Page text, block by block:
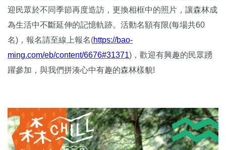
迎民眾於不同季節再度造訪，更換相框中的照片，讓森林成
為生活中不斷延伸的記憶軌跡。活動名額有限(每場共60
名)，報名請至線上報名(https://bao-
ming.com/eb/content/6676#31371)，歡迎有興趣的民眾踴
躍參加，與我們拼湊心中有趣的森林樣貌!